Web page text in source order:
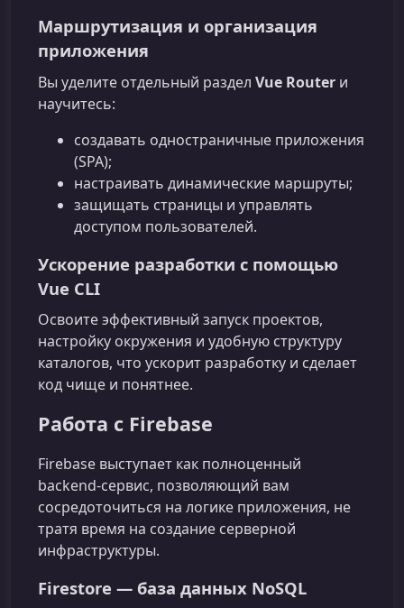
Маршрутизация и организация
приложения
Вы уделите отдельный раздел Vue Router и
научитесь:
создавать одностраничные приложения
(SPA);
настраивать динамические маршруты;
защищать страницы и управлять
доступом пользователей.
Ускорение разработки с помощью
Vue CLI
Освоите эффективный запуск проектов,
настройку окружения и удобную структуру
каталогов, что ускорит разработку и сделает
код чище и понятнее.
Работа с Firebase
Firebase выступает как полноценный
backend‑сервис, позволяющий вам
сосредоточиться на логике приложения, не
тратя время на создание серверной
инфраструктуры.
Firestore — база данных NoSQL